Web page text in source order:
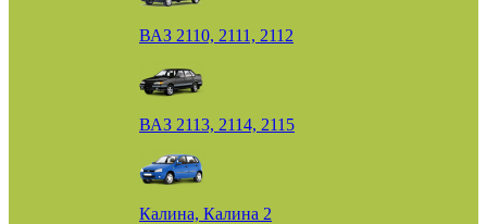
ВАЗ 2110, 2111, 2112
ВАЗ 2113, 2114, 2115
Калина, Калина 2